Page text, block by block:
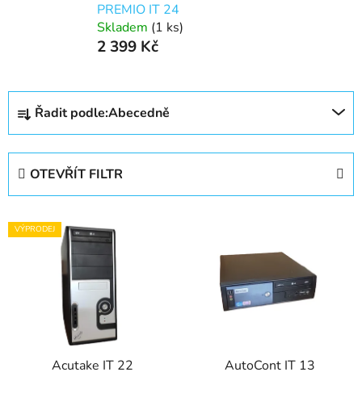
PREMIO IT 24
Skladem (1 ks)
2 399 Kč
Ř
z
p
Řadit podle:Abecedně
OTEVŘÍT FILTR
V
ý
VÝPRODEJ
Acutake IT 22 AutoCont IT 13